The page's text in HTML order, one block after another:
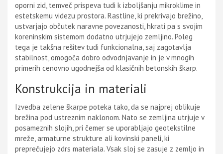
oporni zid, temveč prispeva tudi k izboljšanju mikroklime in
estetskemu videzu prostora. Rastline, ki prekrivajo brežino,
ustvarjajo občutek naravne povezanosti, hkrati pa s svojim
koreninskim sistemom dodatno utrjujejo zemljino. Poleg
tega je takšna rešitev tudi funkcionalna, saj zagotavlja
stabilnost, omogoča dobro odvodnjavanje in je v mnogih
primerih cenovno ugodnejša od klasičnih betonskih škarp.
Konstrukcija in materiali
Izvedba zelene škarpe poteka tako, da se najprej oblikuje
brežina pod ustreznim naklonom. Nato se zemljina utrjuje v
posameznih slojih, pri čemer se uporabljajo geotekstilne
mreže, armaturne strukture ali kovinski paneli, ki
preprečujejo zdrs materiala. Vsak sloj se zasuje z zemljo in